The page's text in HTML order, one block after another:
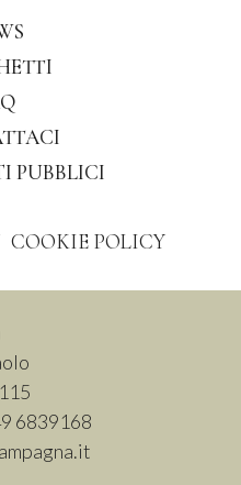
PUBBLICI
COOKIE POLICY
6839168